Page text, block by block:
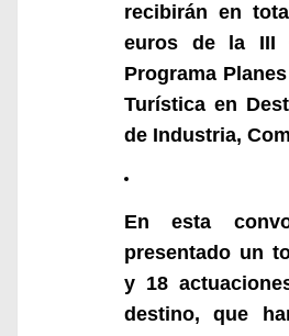
recibirán en
euros de la III
Programa
Turística en
de Industria,
En esta
presentado un
y 18
destino, que